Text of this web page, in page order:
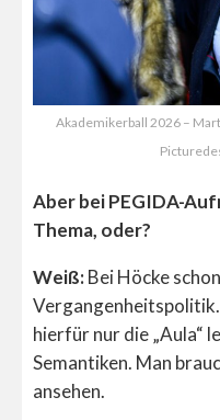
Akademikerball 2026 –
Aber bei PEGIDA-
Thema, oder?
Weiß:Bei Höcke
hierfür nur die „Aula“
Semantiken. Man
ansehen.